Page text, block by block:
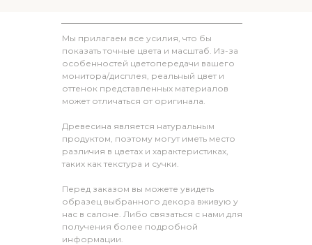
Мы прилагаем все усилия, что бы
показать точные цвета и масштаб. Из-за
особенностей цветопередачи вашего
монитора/дисплея, реальный цвет и
оттенок представленных материалов
может отличаться от оригинала.
Древесина является натуральным
продуктом, поэтому могут иметь место
различия в цветах и характеристиках,
таких как текстура и сучки.
Перед заказом вы можете увидеть
образец выбранного декора вживую у
нас в салоне. Либо связаться с нами для
получения более подробной
информации.